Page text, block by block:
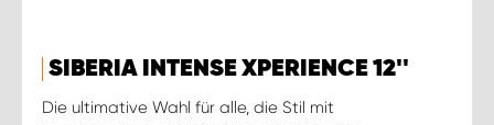
SIBERIA INTENSE XPERIENCE 12''
Die ultimative Wahl für alle, die Stil mit